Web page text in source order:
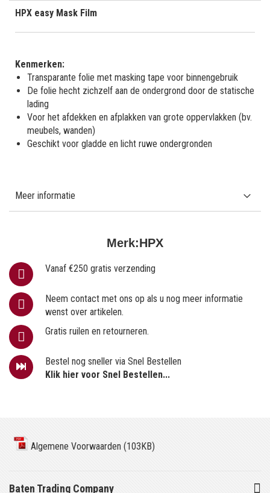
Merk:HPX
Vanaf €250 gratis verzending
Neem contact met ons op als u nog meer informatie
wenst over artikelen.
Gratis ruilen en retourneren.
Bestel nog sneller via Snel Bestellen
Klik hier voor Snel Bestellen...
HPX easy Mask Film
Kenmerken:
Transparante folie met masking tape voor binnengebruik
De folie hecht zichzelf aan de ondergrond door de statische
lading
Voor het afdekken en afplakken van grote oppervlakken (bv.
meubels, wanden)
Geschikt voor gladde en licht ruwe ondergronden
Meer informatie
Algemene Voorwaarden (103KB)
Baten Trading Company